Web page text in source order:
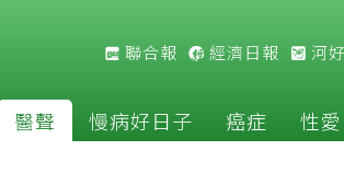
聯合報 經濟日報 河
醫聲 慢病好日子 癌症 性愛